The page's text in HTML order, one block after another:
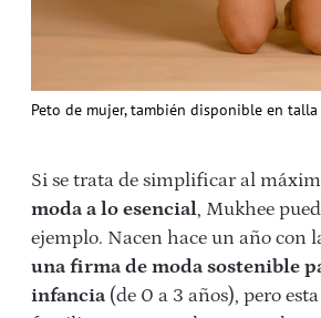
Peto de mujer, también disponible en talla
Si se trata de simplificar al
moda a lo esencial, Mukhee
ejemplo. Nacen hace un año con
una firma de moda sostenible
infancia (de 0 a 3 años), pero